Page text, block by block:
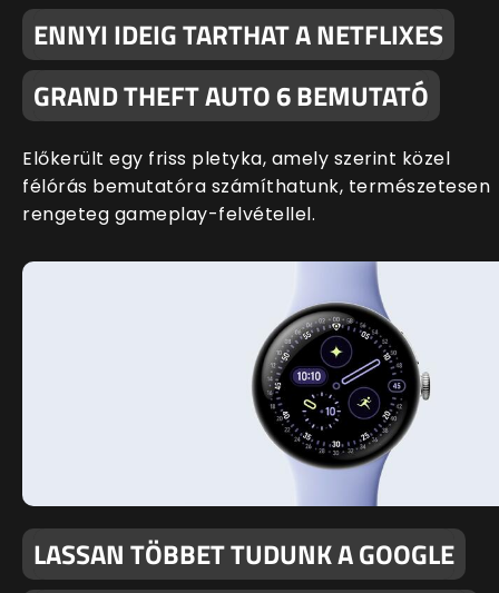
ENNYI IDEIG TARTHAT A NETFLIXES
GRAND THEFT AUTO 6 BEMUTATÓ
Előkerült egy friss pletyka, amely szerint közel
félórás bemutatóra számíthatunk, természetesen
rengeteg gameplay-felvétellel.
LASSAN TÖBBET TUDUNK A GOOGLE